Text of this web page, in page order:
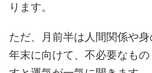
ります。
ただ、月前半は人間関係や身
年末に向けて、不必要なも